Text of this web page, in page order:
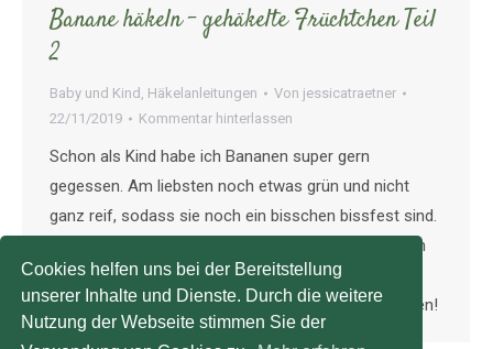
Cookies helfen uns bei der Bereitstellung
unserer Inhalte und Dienste. Durch die weitere
Nutzung der Webseite stimmen Sie der
Banane häkeln – gehäkelte Früchtchen Teil
2
Baby und Kind , Häkelanleitungen Von jessicatraetner
22/11/2019
Kommentar hinterlassen
Schon als Kind habe ich Bananen super gern
gegessen. Am liebsten noch etwas grün und nicht
ganz reif, sodass sie noch ein bisschen bissfest sind.
Kein Wunder, dass jetzt auch eine gehäkelte Version
von ihnen entstehen musste. Dazu kommt – man
kann sie wie eine echte Banane ganz einfach schälen!